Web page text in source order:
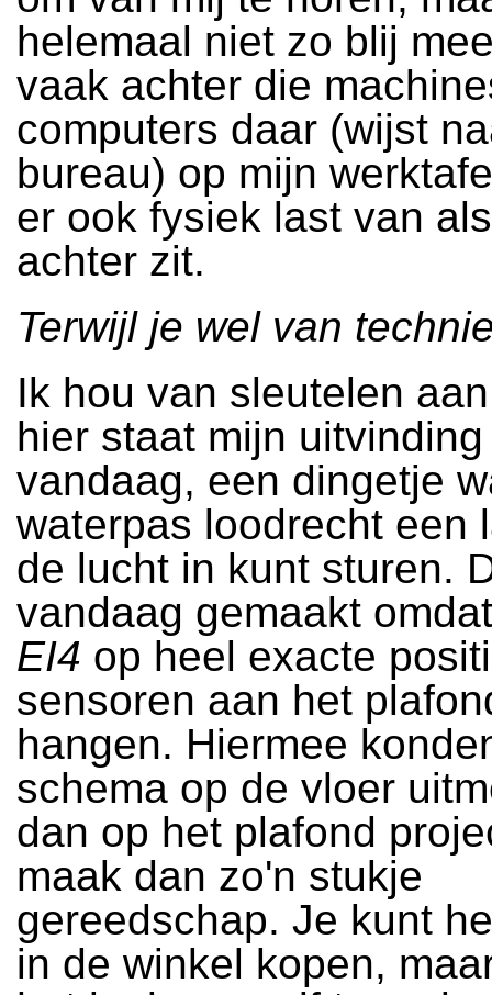
helemaal niet zo blij
vaak achter die
computers daar (wijst
bureau) op mijn
er ook fysiek last van
achter zit.
Terwijl je wel van
Ik hou van sleutelen
hier staat mijn
vandaag, een dingetje
waterpas loodrecht een
de lucht in kunt sturen.
vandaag gemaakt
EI4 op heel exacte
sensoren aan het
hangen. Hiermee
schema op de vloer
dan op het plafond
maak dan zo'n stukje
gereedschap. Je kunt
in de winkel kopen,